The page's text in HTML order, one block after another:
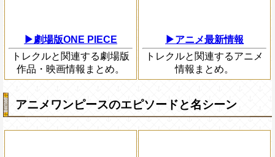
▶劇場版ONE PIECE
トレクルと関連する劇場版
作品・映画情報まとめ。
▶アニメ最新情報
トレクルと関連するアニメ
情報まとめ。
アニメワンピースのエピソードと名シーン